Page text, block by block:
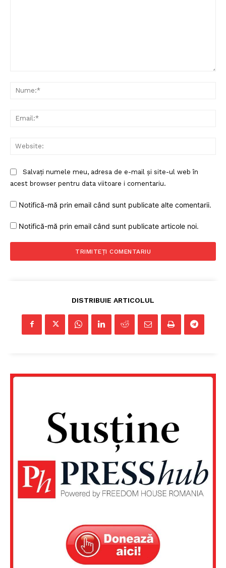
Un proiect
FREEDOM HOUSE ROMÂNIA
PRESShub
Salvați numele meu, adresa de e-mail și site-ul web în
acest browser pentru data viitoare i comentariu.
Notifică-mă prin email când sunt publicate alte comentarii.
Notifică-mă prin email când sunt publicate articole noi.
DISTRIBUIE ARTICOLUL